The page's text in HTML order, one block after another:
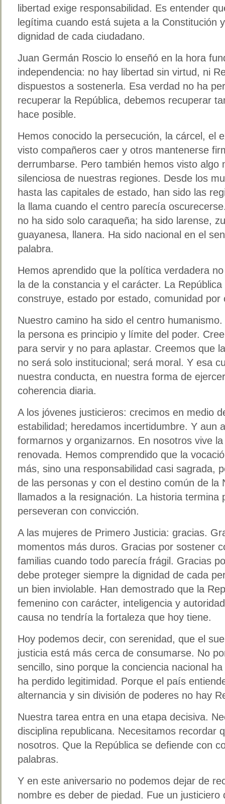
libertad exige responsabilidad. Es entender
legítima cuando está sujeta a la Constitución
dignidad de cada ciudadano.
Juan Germán Roscio lo enseñó en la hora
independencia: no hay libertad sin virtud, ni
dispuestos a sostenerla. Esa verdad no ha
recuperar la República, debemos recuperar
hace posible.
Hemos conocido la persecución, la cárcel, el
visto compañeros caer y otros mantenerse
derrumbarse. Pero también hemos visto algo
silenciosa de nuestras regiones. Desde los
hasta las capitales de estado, han sido las
la llama cuando el centro parecía
no ha sido solo caraqueña; ha sido larense,
guayanesa, llanera. Ha sido nacional en el
palabra.
Hemos aprendido que la política verdadera
la de la constancia y el carácter. La
construye, estado por estado, comunidad por
Nuestro camino ha sido el centro
la persona es principio y límite del poder.
para servir y no para aplastar. Creemos que
no será solo institucional; será moral. Y esa
nuestra conducta, en nuestra forma de
coherencia diaria.
A los jóvenes justicieros: crecimos en medio
estabilidad; heredamos incertidumbre. Y aun
formarnos y organizarnos. En nosotros vive
renovada. Hemos comprendido que la
más, sino una responsabilidad casi sagrada,
de las personas y con el destino común de la
llamados a la resignación. La historia termina
perseveran con convicción.
A las mujeres de Primero Justicia: gracias.
momentos más duros. Gracias por sostener
familias cuando todo parecía frágil. Gracias
debe proteger siempre la dignidad de cada
un bien inviolable. Han demostrado que la
femenino con carácter, inteligencia y
causa no tendría la fortaleza que hoy tiene.
Hoy podemos decir, con serenidad, que el
justicia está más cerca de consumarse. No
sencillo, sino porque la conciencia nacional
ha perdido legitimidad. Porque el país
alternancia y sin división de poderes no hay
Nuestra tarea entra en una etapa decisiva.
disciplina republicana. Necesitamos recordar
nosotros. Que la República se defiende con
palabras.
Y en este aniversario no podemos dejar de
nombre es deber de piedad. Fue un justiciero